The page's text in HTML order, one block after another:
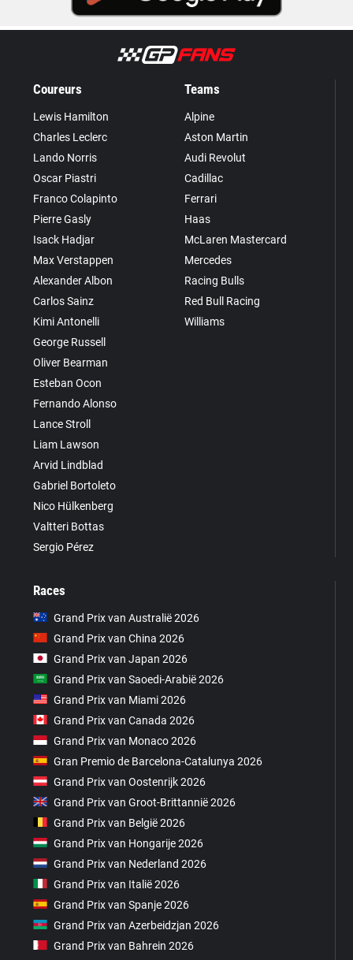
Coureurs
Lewis Hamilton
Charles Leclerc
Lando Norris
Oscar Piastri
Franco Colapinto
Pierre Gasly
Isack Hadjar
Max Verstappen
Alexander Albon
Carlos Sainz
Kimi Antonelli
George Russell
Oliver Bearman
Esteban Ocon
Fernando Alonso
Lance Stroll
Liam Lawson
Arvid Lindblad
Gabriel Bortoleto
Nico Hülkenberg
Valtteri Bottas
Sergio Pérez
Teams
Alpine
Aston Martin
Audi Revolut
Cadillac
Ferrari
Haas
McLaren Mastercard
Mercedes
Racing Bulls
Red Bull Racing
Williams
Races
Grand Prix van Australië 2026
Grand Prix van China 2026
Grand Prix van Japan 2026
Grand Prix van Saoedi-Arabië 2026
Grand Prix van Miami 2026
Grand Prix van Canada 2026
Grand Prix van Monaco 2026
Gran Premio de Barcelona-Catalunya 2026
Grand Prix van Oostenrijk 2026
Grand Prix van Groot-Brittannië 2026
Grand Prix van België 2026
Grand Prix van Hongarije 2026
Grand Prix van Nederland 2026
Grand Prix van Italië 2026
Grand Prix van Spanje 2026
Grand Prix van Azerbeidzjan 2026
Grand Prix van Bahrein 2026